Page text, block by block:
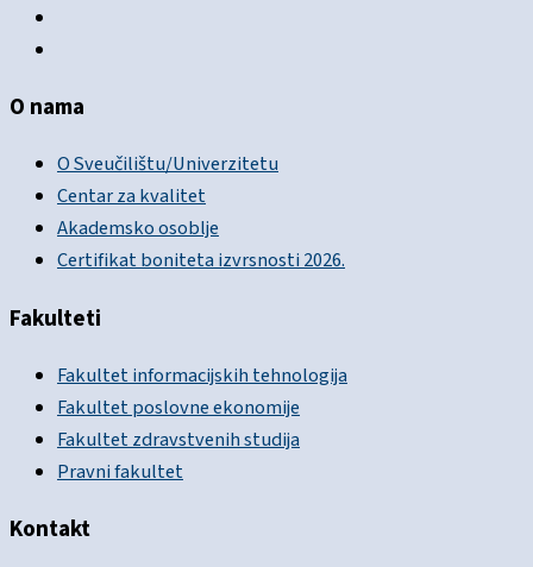
O nama
O Sveučilištu/Univerzitetu
Centar za kvalitet
Akademsko osoblje
Certifikat boniteta izvrsnosti 2026.
Fakulteti
Fakultet informacijskih tehnologija
Fakultet poslovne ekonomije
Fakultet zdravstvenih studija
Pravni fakultet
Kontakt